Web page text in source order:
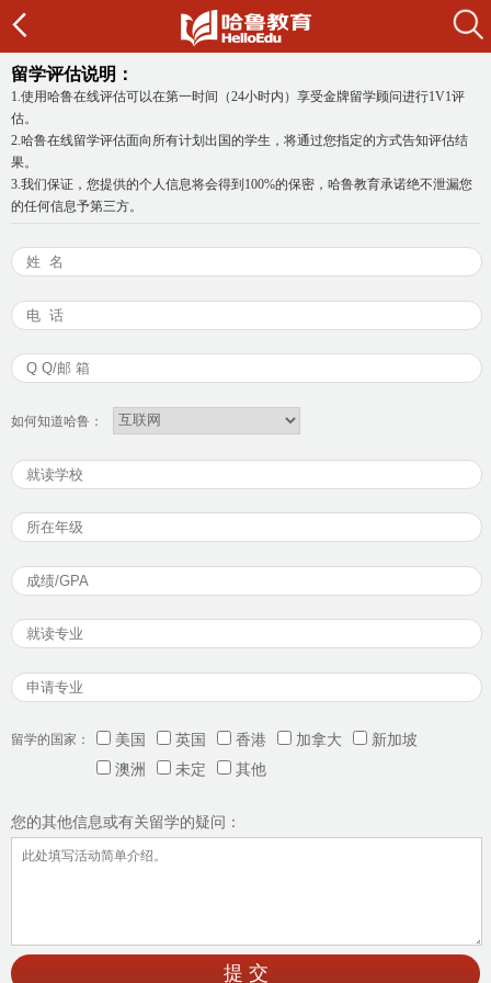
留学评估说明：
1.使用哈鲁在线评估可以在第一时间（24小时内）享受金牌留学顾问进行1V1评
估。
2.哈鲁在线留学评估面向所有计划出国的学生，将通过您指定的方式告知评估结
果。
3.我们保证，您提供的个人信息将会得到100%的保密，哈鲁教育承诺绝不泄漏您
的任何信息予第三方。
如何知道哈鲁：
留学的国家： 美国 英国 香港 加拿大
新加坡
澳洲
未定 其他
您的其他信息或有关留学的疑问：
提 交